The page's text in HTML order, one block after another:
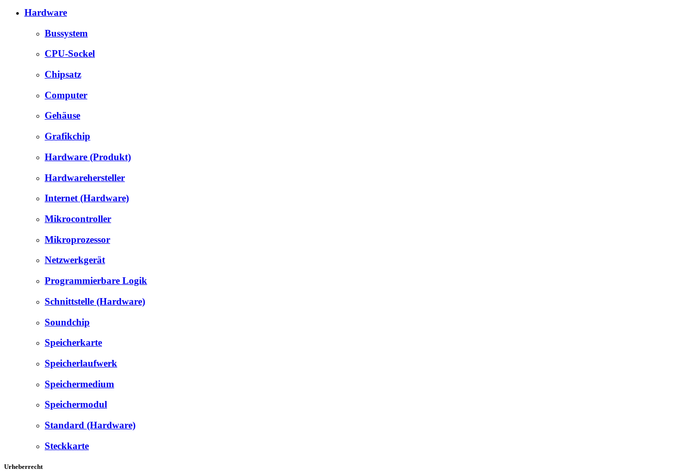
Hardware
Bussystem
CPU-Sockel
Chipsatz
Computer
Gehäuse
Grafikchip
Hardware (Produkt)
Hardwarehersteller
Internet (Hardware)
Mikrocontroller
Mikroprozessor
Netzwerkgerät
Programmierbare Logik
Schnittstelle (Hardware)
Soundchip
Speicherkarte
Speicherlaufwerk
Speichermedium
Speichermodul
Standard (Hardware)
Steckkarte
Urheberrecht